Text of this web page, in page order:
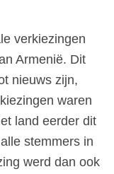
verkiezingen
Armenië. Dit
nieuws zijn,
waren
land eerder dit
stemmers in
werd dan ook